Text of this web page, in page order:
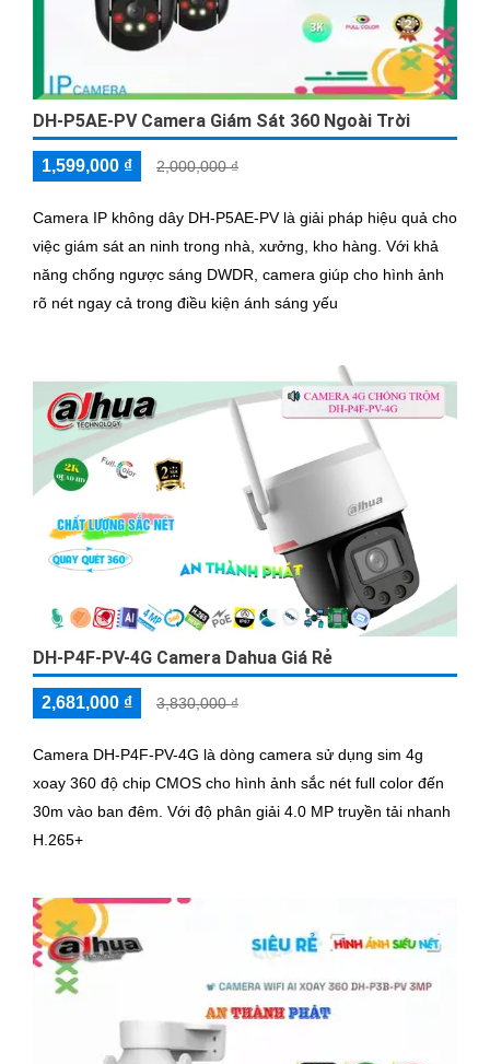
DH-P5AE-PV Camera Giám Sát 360 Ngoài Trời
1,599,000 ₫ 2,000,000 ₫
Camera IP không dây DH-P5AE-PV là giải pháp hiệu quả cho
việc giám sát an ninh trong nhà, xưởng, kho hàng. Với khả
năng chống ngược sáng DWDR, camera giúp cho hình ảnh
rõ nét ngay cả trong điều kiện ánh sáng yếu
DH-P4F-PV-4G Camera Dahua Giá Rẻ
2,681,000 ₫ 3,830,000 ₫
Camera DH-P4F-PV-4G là dòng camera sử dụng sim 4g
xoay 360 độ chip CMOS cho hình ảnh sắc nét full color đến
30m vào ban đêm. Với độ phân giải 4.0 MP truyền tải nhanh
H.265+